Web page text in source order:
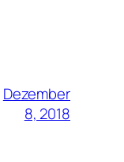
Dezember
8, 2018